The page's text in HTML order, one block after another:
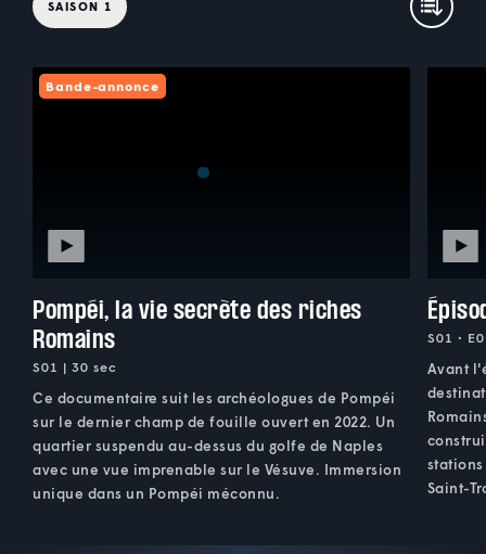
SAISON 1
Bande-annonce
Pompéi, la vie secrète des riches
Romains
S01 | 30 sec
Ce documentaire suit les archéologues de Pompéi
sur le dernier champ de fouille ouvert en 2022. Un
quartier suspendu au-dessus du golfe de Naples
avec une vue imprenable sur le Vésuve. Immersion
unique dans un Pompéi méconnu.
S01 •
Avant
Saint-